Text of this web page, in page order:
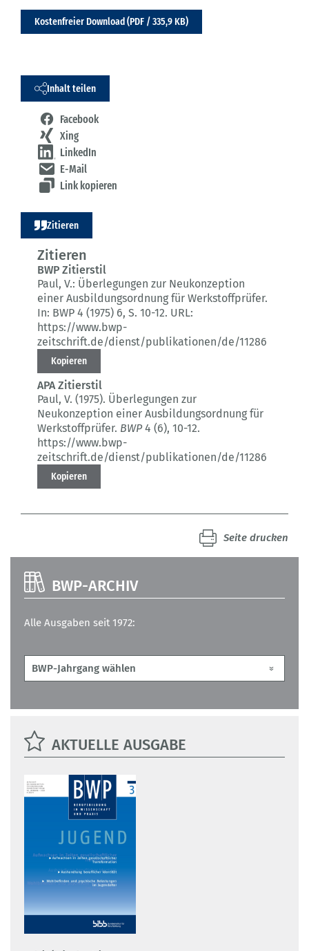
Kostenfreier Download (PDF / 335,9 KB)
Inhalt teilen
Facebook
Xing
LinkedIn
E-Mail
Link kopieren
Zitieren
Zitieren
BWP Zitierstil
Paul, V.: Überlegungen zur Neukonzeption
einer Ausbildungsordnung für Werkstoffprüfer.
In: BWP 4 (1975) 6, S. 10-12. URL:
https://www.bwp-
zeitschrift.de/dienst/publikationen/de/11286
Kopieren
APA Zitierstil
Paul, V. (1975). Überlegungen zur
Neukonzeption einer Ausbildungsordnung für
Werkstoffprüfer. BWP4 (6), 10-12.
https://www.bwp-
zeitschrift.de/dienst/publikationen/de/11286
Kopieren
Seite drucken
BWP-ARCHIV
Alle Ausgaben seit 1972:
AKTUELLE AUSGABE